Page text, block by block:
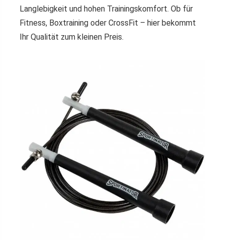
Langlebigkeit und hohen Trainingskomfort. Ob für
Fitness, Boxtraining oder CrossFit – hier bekommt
Ihr Qualität zum kleinen Preis.